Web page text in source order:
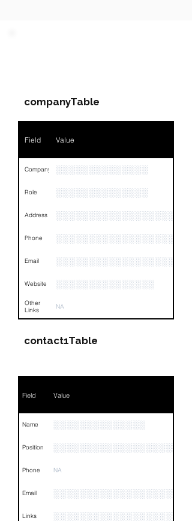
companyTable
Field Value
Company ░░░░░░░░░░░░░░
Role ░░░░░░░░░░░░░░
Address
Phone
Email
Website ░░░░░░░░░░░░░░░
Other
Links
NA
contact1Table
Field Value
Name ░░░░░░░░░░░░░░
Position
Phone NA
Email
Links